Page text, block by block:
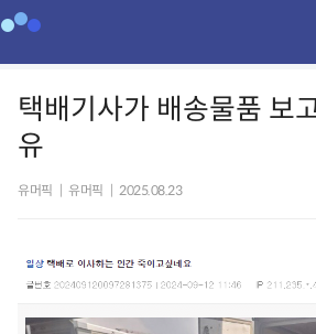
택배기사가 배송물품 보
유
유머픽 유머픽 2025.08.23